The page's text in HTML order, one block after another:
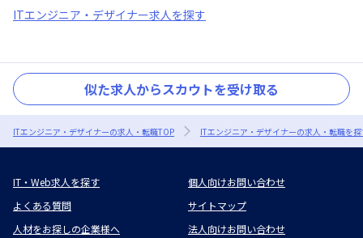
ITエンジニア・デザイナー求人を探す
似た求人からスカウトを受け取る
ITエンジニア・デザイナーの求人・転職TOP ITエンジニア・デザイナーの求人・転職を
IT・Web求人を探す
個人向けお問い合わせ
よくある質問
サイトマップ
人材をお探しの企業様へ
法人向けお問い合わせ